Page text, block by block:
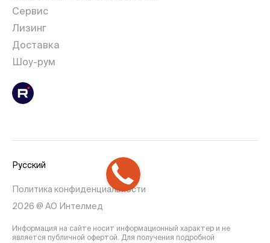
Сервис
Лизинг
Доставка
Шоу-рум
Русский
Политика конфиденциальности
2026 @ АО Интелмед
Информация на сайте носит информационный характер и не
является публичной офертой. Для получения подробной